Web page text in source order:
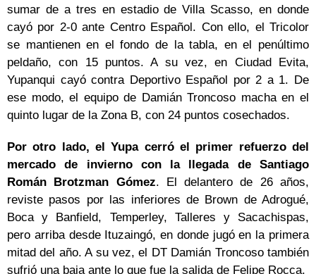
sumar de a tres en estadio de Villa Scasso, en donde
cayó por 2-0 ante Centro Español. Con ello, el Tricolor
se mantienen en el fondo de la tabla, en el penúltimo
peldaño, con 15 puntos. A su vez, en Ciudad Evita,
Yupanqui cayó contra Deportivo Español por 2 a 1. De
ese modo, el equipo de Damián Troncoso macha en el
quinto lugar de la Zona B, con 24 puntos cosechados.
Por otro lado, el Yupa cerró el primer refuerzo del
mercado de invierno con la llegada de Santiago
Román Brotzman Gómez. El delantero de 26 años,
reviste pasos por las inferiores de Brown de Adrogué,
Boca y Banfield, Temperley, Talleres y Sacachispas,
pero arriba desde Ituzaingó, en donde jugó en la primera
mitad del año. A su vez, el DT Damián Troncoso también
sufrió una baja ante lo que fue la salida de Felipe Rocca.